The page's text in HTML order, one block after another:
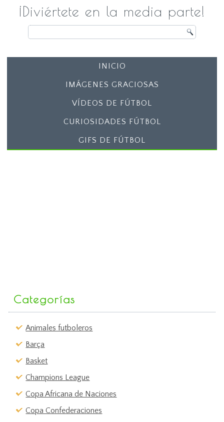
¡Diviértete en la media parte!
INICIO
IMÁGENES GRACIOSAS
VÍDEOS DE FÚTBOL
CURIOSIDADES FÚTBOL
GIFS DE FÚTBOL
Categorías
Animales futboleros
Barça
Basket
Champions League
Copa Africana de Naciones
Copa Confederaciones